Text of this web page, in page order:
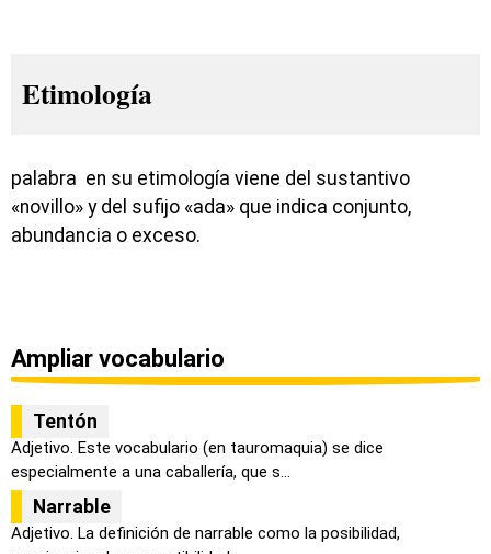
Etimología
palabra en su etimología viene del sustantivo
«novillo» y del sufijo «ada» que indica conjunto,
abundancia o exceso.
Ampliar vocabulario
Tentón
Adjetivo. Este vocabulario (en tauromaquia) se dice
especialmente a una caballería, que s...
Narrable
Adjetivo. La definición de narrable como la posibilidad,